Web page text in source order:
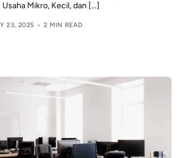
Mikro, Kecil, dan […]
23, 2025 2 MIN READ